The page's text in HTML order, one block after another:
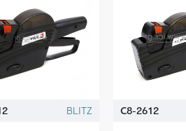
BLITZ C8-2612